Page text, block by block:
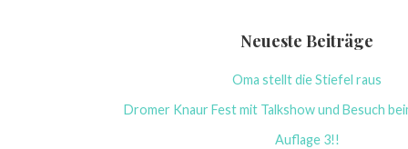
Neueste Beiträge
Oma stellt die Stiefel raus
Dromer Knaur Fest mit Talkshow und Besuch
Auflage 3!!